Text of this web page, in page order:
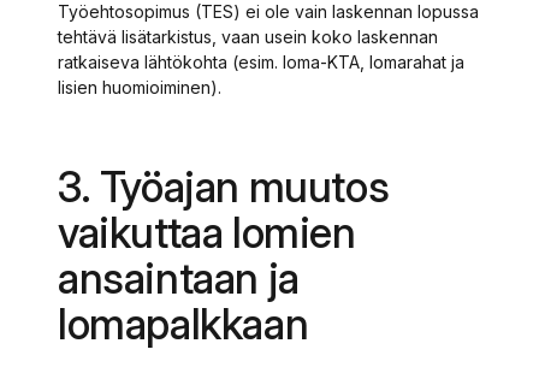
Työehtosopimus (TES) ei ole vain laskennan lopussa
tehtävä lisätarkistus, vaan usein koko laskennan
ratkaiseva lähtökohta (esim. loma-KTA, lomarahat ja
lisien huomioiminen).
3. Työajan muutos
vaikuttaa lomien
ansaintaan ja
lomapalkkaan